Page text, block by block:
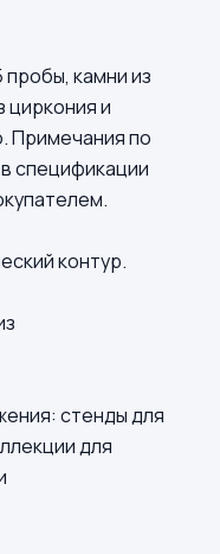
камни из
циркония и
Примечания по
спецификации
контур.
стенды для
для